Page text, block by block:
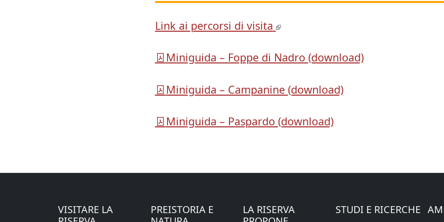
Link ai percorsi di visita
Miniguida – Foppe di Nadro (download)
Miniguida – Campanine (download)
Miniguida – Paspardo (download)
VISITARE LA
PREISTORIA E
LA RISERVA
STUDI E RICERCHE